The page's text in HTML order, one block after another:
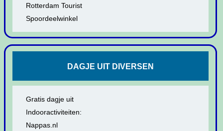
Rotterdam Tourist
Spoordeelwinkel
DAGJE UIT DIVERSEN
Gratis dagje uit
Indooractiviteiten:
Nappas.nl